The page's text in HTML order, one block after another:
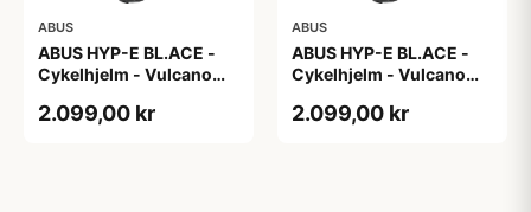
ABUS
ABUS HYP-E BL.ACE -
Cykelhjelm - Vulcano
2.099,00 kr
ABUS
ABUS HYP-E BL.ACE -
Cykelhjelm - Vulcano
2.099,00 kr